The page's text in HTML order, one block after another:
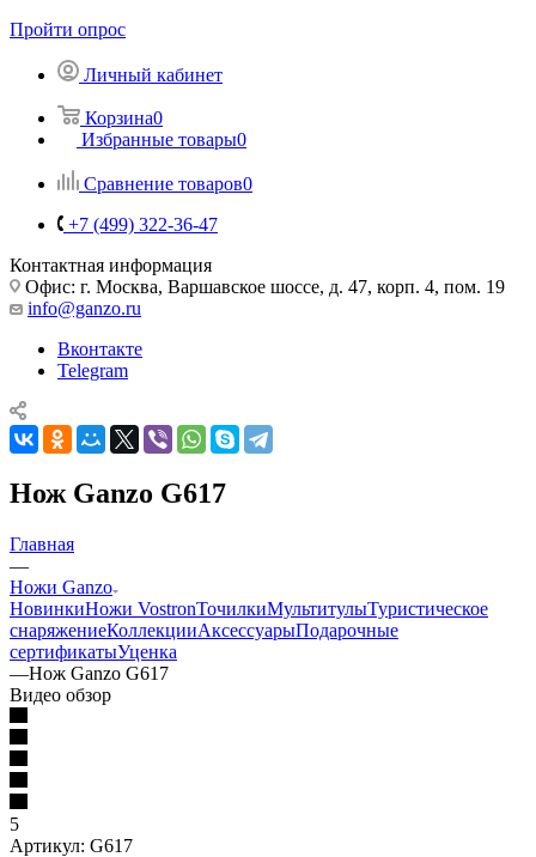
Пройти опрос
Личный кабинет
Корзина0
Избранные товары0
Сравнение товаров0
+7 (499) 322-36-47
Контактная информация
Офис: г. Москва, Варшавское шоссе, д. 47, корп. 4, пом. 19
info@ganzo.ru
Вконтакте
Telegram
Нож Ganzo G617
Главная
—
Ножи Ganzo
НовинкиНожи VostronТочилкиМультитулыТуристическое
снаряжениеКоллекцииАксессуарыПодарочные
сертификатыУценка
—Нож Ganzo G617
Видео обзор
5
Артикул: G617